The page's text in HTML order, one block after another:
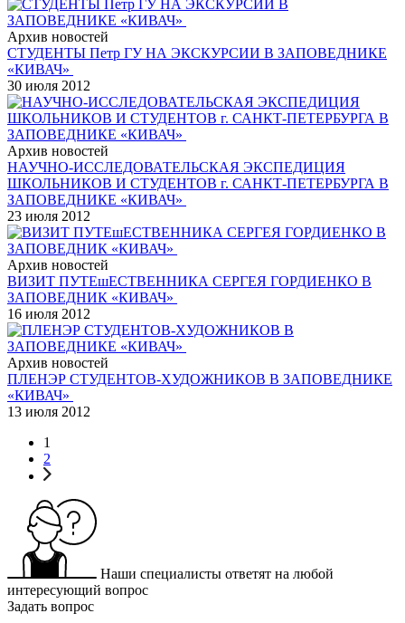
Архив новостей
СТУДЕНТЫ Петр ГУ НА ЭКСКУРСИИ В ЗАПОВЕДНИКЕ
«КИВАЧ»
30 июля 2012
Архив новостей
НАУЧНО-ИССЛЕДОВАТЕЛЬСКАЯ ЭКСПЕДИЦИЯ
ШКОЛЬНИКОВ И СТУДЕНТОВ г. САНКТ-ПЕТЕРБУРГА В
ЗАПОВЕДНИКЕ «КИВАЧ»
23 июля 2012
Архив новостей
ВИЗИТ ПУТЕшЕСТВЕННИКА СЕРГЕЯ ГОРДИЕНКО В
ЗАПОВЕДНИК «КИВАЧ»
16 июля 2012
Архив новостей
ПЛЕНЭР СТУДЕНТОВ-ХУДОЖНИКОВ В ЗАПОВЕДНИКЕ
«КИВАЧ»
13 июля 2012
1
2
Наши специалисты ответят на любой
интересующий вопрос
Задать вопрос